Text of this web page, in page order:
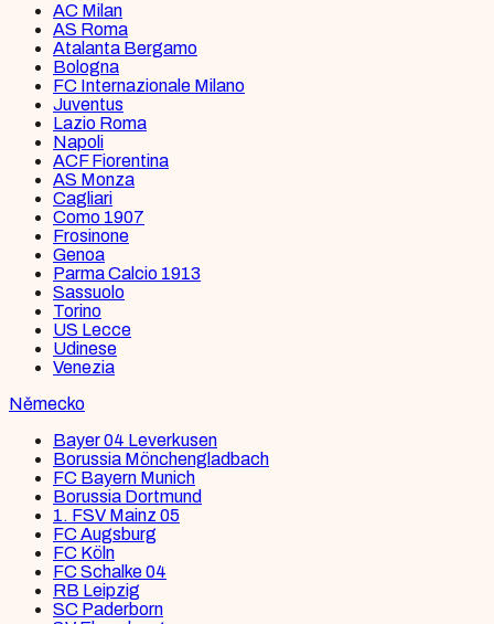
AC Milan
AS Roma
Atalanta Bergamo
Bologna
FC Internazionale Milano
Juventus
Lazio Roma
Napoli
ACF Fiorentina
AS Monza
Cagliari
Como 1907
Frosinone
Genoa
Parma Calcio 1913
Sassuolo
Torino
US Lecce
Udinese
Venezia
Německo
Bayer 04 Leverkusen
Borussia Mönchengladbach
FC Bayern Munich
Borussia Dortmund
1. FSV Mainz 05
FC Augsburg
FC Köln
FC Schalke 04
RB Leipzig
SC Paderborn